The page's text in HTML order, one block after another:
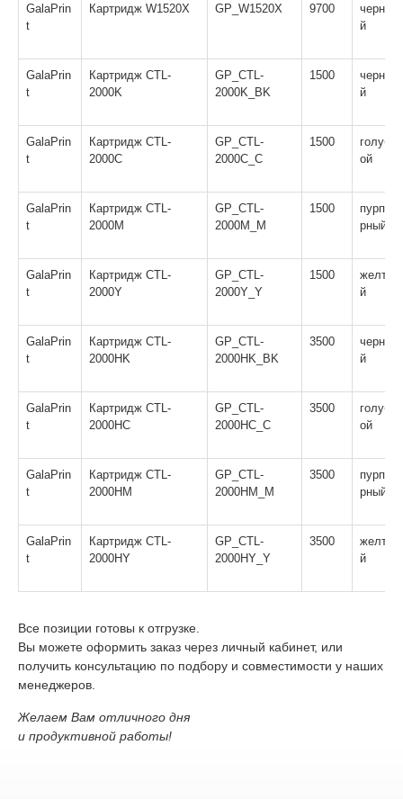
GalaPrin
t
Картридж W1520X GP_W1520X 9700
черны
й
GalaPrin
t
Картридж CTL-
2000K
GP_CTL-
2000K_BK
1500
черны
й
GalaPrin
t
Картридж CTL-
2000C
GP_CTL-
2000C_C
1500
голуб
ой
GalaPrin
t
Картридж CTL-
2000M
GP_CTL-
2000M_M
1500
пурпу
рный
GalaPrin
t
Картридж CTL-
2000Y
GP_CTL-
2000Y_Y
1500
желты
й
GalaPrin
t
Картридж CTL-
2000HK
GP_CTL-
2000HK_BK
3500
черны
й
GalaPrin
t
Картридж CTL-
2000HC
GP_CTL-
2000HC_C
3500
голуб
ой
GalaPrin
t
Картридж CTL-
2000HM
GP_CTL-
2000HM_M
3500
пурпу
рный
GalaPrin
t
Картридж CTL-
2000HY
GP_CTL-
2000HY_Y
3500
желты
й
Все позиции готовы к отгрузке.
Вы можете оформить заказ через личный кабинет, или
получить консультацию по подбору и совместимости у наших
менеджеров.
Желаем Вам отличного дня
и продуктивной работы!